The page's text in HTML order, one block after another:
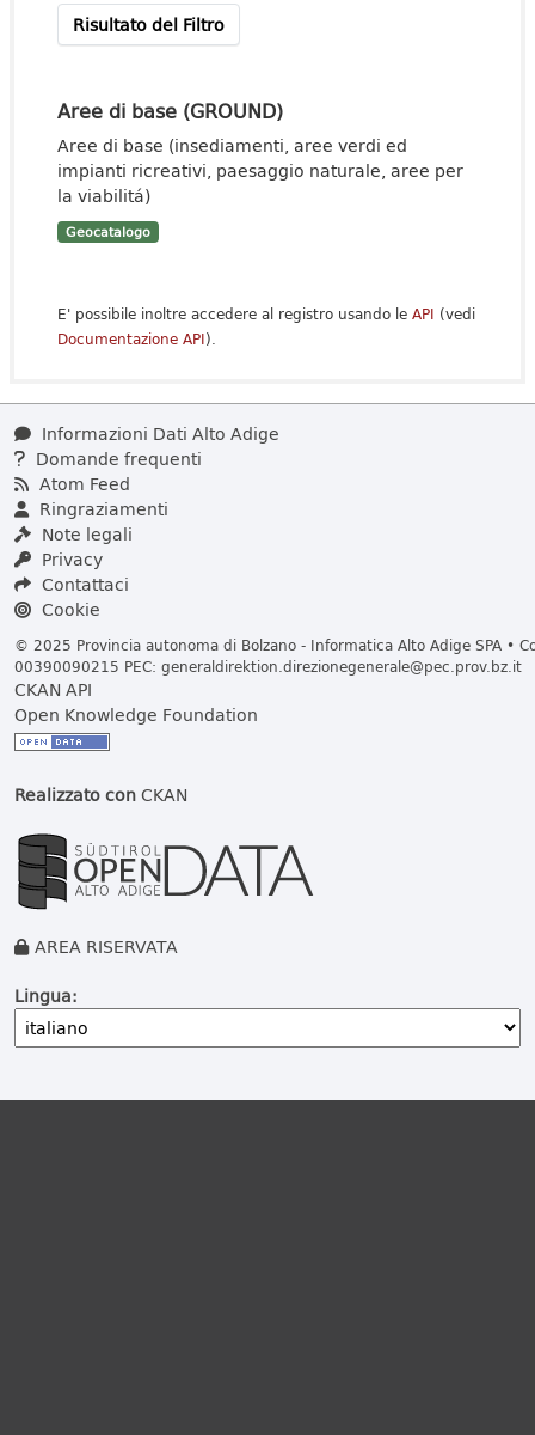
Risultato del Filtro
Aree di base (GROUND)
Aree di base (insediamenti, aree verdi ed
impianti ricreativi, paesaggio naturale, aree per
la viabilitá)
Geocatalogo
E' possibile inoltre accedere al registro usando le API (vedi
Documentazione API).
Informazioni Dati Alto Adige
Domande frequenti
Atom Feed
Ringraziamenti
Note legali
Privacy
Contattaci
Cookie
© 2025 Provincia autonoma di Bolzano - Informatica Alto Adige SPA •
00390090215 PEC: generaldirektion.direzionegenerale@pec.prov.bz.it
CKAN API
Open Knowledge Foundation
Realizzato conCKAN
AREA RISERVATA
Lingua